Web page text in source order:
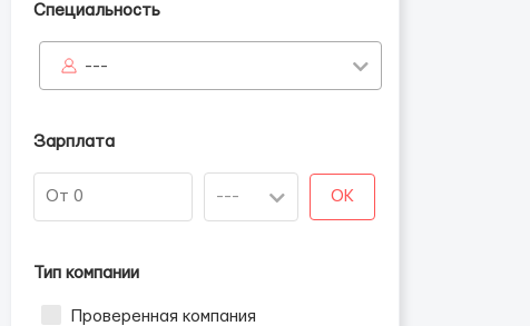
Специальность
---
Зарплата
OK
Тип компании
Проверенная компания